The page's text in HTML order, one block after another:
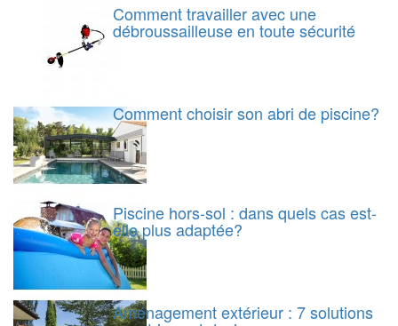
Comment travailler avec une
débroussailleuse en toute sécurité
Comment choisir son abri de piscine?
Piscine hors-sol : dans quels cas est-
elle plus adaptée?
Aménagement extérieur : 7 solutions